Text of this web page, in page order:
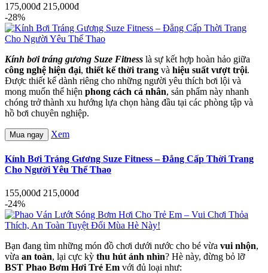
175,000đ 215,000đ
-28%
Kính bơi tráng gương Suze Fitness là sự kết hợp hoàn hảo giữa
công nghệ hiện đại, thiết kế thời trang và hiệu suất vượt trội.
Được thiết kế dành riêng cho những người yêu thích bơi lội và
mong muốn thể hiện phong cách cá nhân, sản phẩm này nhanh
chóng trở thành xu hướng lựa chọn hàng đầu tại các phòng tập và
hồ bơi chuyên nghiệp.
Mua ngay Xem
Kính Bơi Tráng Gương Suze Fitness – Đẳng Cấp Thời Trang
Cho Người Yêu Thể Thao
155,000đ 215,000đ
-24%
Bạn đang tìm những món đồ chơi dưới nước cho bé vừa vui nhộn,
vừa an toàn, lại cực kỳ thu hút ánh nhìn? Hè này, đừng bỏ lỡ
BST Phao Bơm Hơi Trẻ Em với đủ loại như: